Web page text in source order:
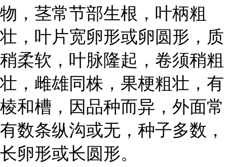
物，茎常节部生根，叶柄粗
壮，叶片宽卵形或卵圆形，质
稍柔软，叶脉隆起，卷须稍粗
壮，雌雄同株，果梗粗壮，有
棱和槽，因品种而异，外面常
有数条纵沟或无，种子多数，
长卵形或长圆形。